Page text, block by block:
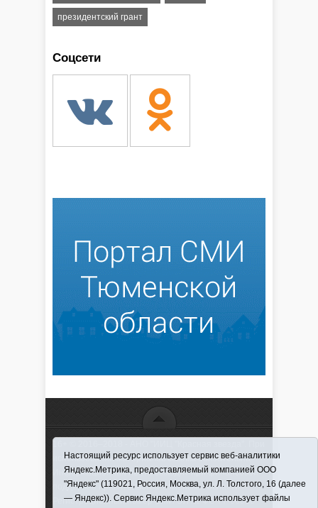
президентский грант
Соцсети
использовании материалов ссылка обязательна
Информационная лента выходит при финансовой
поддержке правительства Тюменской области
Регистрационный номер СМИ ЭЛ № ФС 77-66066
Настоящий ресурс использует сервис веб-аналитики
Яндекс.Метрика, предоставляемый компанией ООО
"Яндекс" (119021, Россия, Москва, ул. Л. Толстого, 16 (далее
— Яндекс)). Сервис Яндекс.Метрика использует файлы